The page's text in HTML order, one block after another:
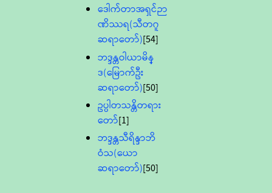
ဒေါက်တာအရှင်ဉာ
ဏိဿရ(သီတဂူ
ဆရာတော်)[54]
ဘဒ္ဒန္တဝါယာမိန္
ဒ(မြောက်ဦး
ဆရာတော်)[50]
ဥပ္ပါတသန္တိတရား
တော်[1]
ဘဒ္ဒန္တသီရိန္ဒာဘိ
ဝံသ(ယော
ဆရာတော်)[50]